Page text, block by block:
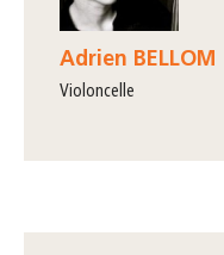
Adrien BELLOM
violoncelle